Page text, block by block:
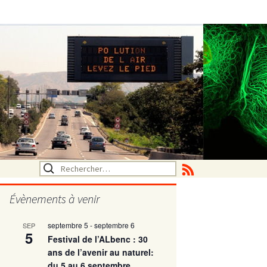
Rechercher :
Évènements à venir
SEP
5
septembre 5 -septembre 6
Festival de l’ALbenc : 30
ans de l’avenir au naturel: